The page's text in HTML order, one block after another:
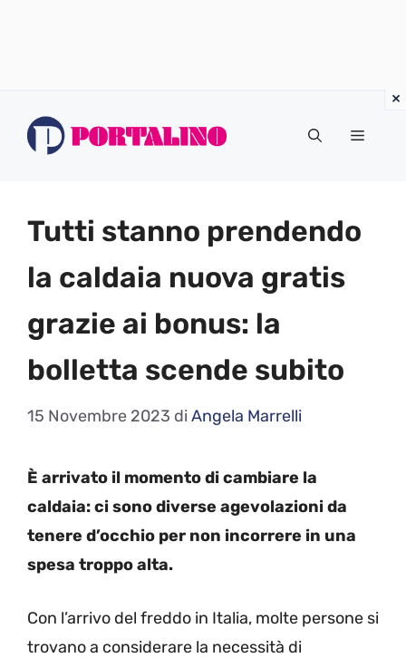
Menu
Tutti stanno prendendo
la caldaia nuova gratis
grazie ai bonus: la
bolletta scende subito
15 Novembre 2023 di Angela Marrelli
È arrivato il momento di cambiare la
caldaia: ci sono diverse agevolazioni da
tenere d’occhio per non incorrere in una
spesa troppo alta.
Con l’arrivo del freddo in Italia, molte persone si
trovano a considerare la necessità di